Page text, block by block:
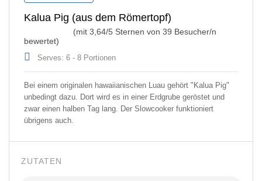
Kalua Pig (aus dem Römertopf)
(mit 3,64/5 Sternen von 39 Besucher/n
bewertet)
Serves: 6 - 8 Portionen
Bei einem originalen hawaiianischen Luau gehört "Kalua Pig"
unbedingt dazu. Dort wird es in einer Erdgrube geröstet und
zwar einen halben Tag lang. Der Slowcooker funktioniert
übrigens auch.
ZUTATEN